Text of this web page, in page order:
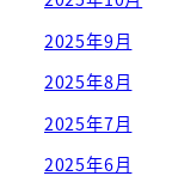
2025年9月
2025年8月
2025年7月
2025年6月